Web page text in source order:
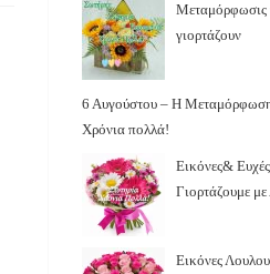
Μεταμόρφωσις
γιορτάζουν
6 Αυγούστου – Η
Χρόνια πολλά!
Εικόνες&
Γιορτάζουμε
Εικόνες